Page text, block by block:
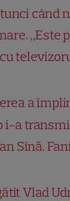
când
„Este
a
i-a
Sînă.
Vlad